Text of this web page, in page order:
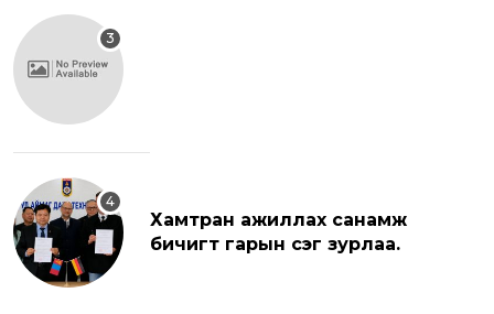
Хамтран ажиллах санамж
бичигт гарын үсэг зурлаа.